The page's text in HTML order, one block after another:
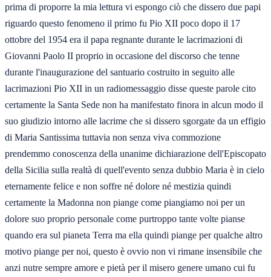
prima di proporre la mia lettura vi espongo ciò che dissero due papi
riguardo questo fenomeno il primo fu Pio XII poco dopo il 17
ottobre del 1954 era il papa regnante durante le lacrimazioni di
Giovanni Paolo II proprio in occasione del discorso che tenne
durante l'inaugurazione del santuario costruito in seguito alle
lacrimazioni Pio XII in un radiomessaggio disse queste parole cito
certamente la Santa Sede non ha manifestato finora in alcun modo il
suo giudizio intorno alle lacrime che si dissero sgorgate da un effigio
di Maria Santissima tuttavia non senza viva commozione
prendemmo conoscenza della unanime dichiarazione dell'Episcopato
della Sicilia sulla realtà di quell'evento senza dubbio Maria è in cielo
eternamente felice e non soffre né dolore né mestizia quindi
certamente la Madonna non piange come piangiamo noi per un
dolore suo proprio personale come purtroppo tante volte pianse
quando era sul pianeta Terra ma ella quindi piange per qualche altro
motivo piange per noi, questo è ovvio non vi rimane insensibile che
anzi nutre sempre amore e pietà per il misero genere umano cui fu